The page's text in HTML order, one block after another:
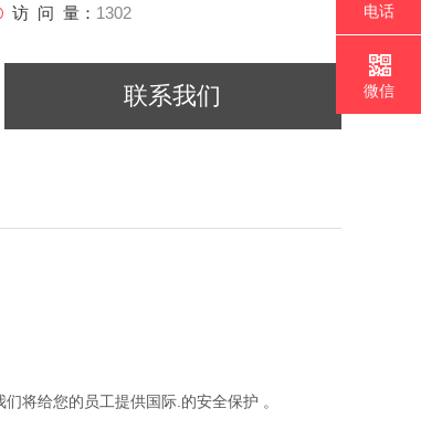
访 问 量： 1302
联系我们
将给您的员工提供国际.的安全保护 。
电话
微信